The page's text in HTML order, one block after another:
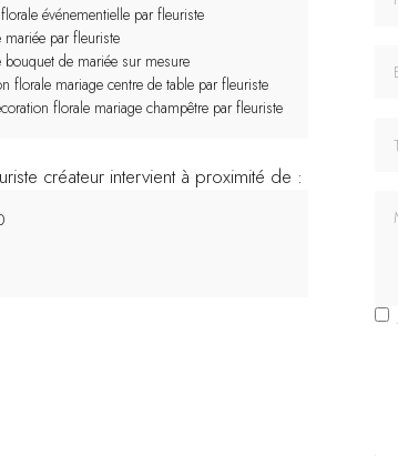
événementielle par fleuriste
mariée par fleuriste
bouquet de mariée sur mesure
florale mariage centre de table par fleuriste
florale mariage champêtre par fleuriste
créateur intervient à proximité de :